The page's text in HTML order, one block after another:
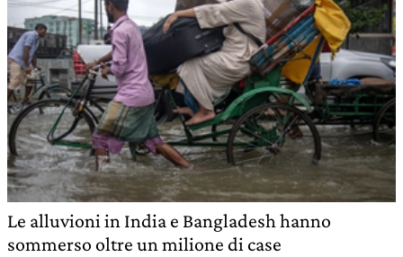
Le alluvioni in India e Bangladesh hanno
sommerso oltre un milione di case